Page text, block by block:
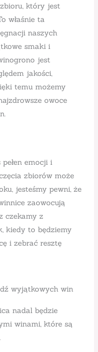
który jest
właśnie ta
naszych
smaki i
jest
jakości,
temu możemy
owoce
emocji i
zbiorów może
jesteśmy pewni, że
zaowocują
czekamy z
kiedy to będziemy
i zebrać resztę
wyjątkowych win
nadal będzie
winami, które są